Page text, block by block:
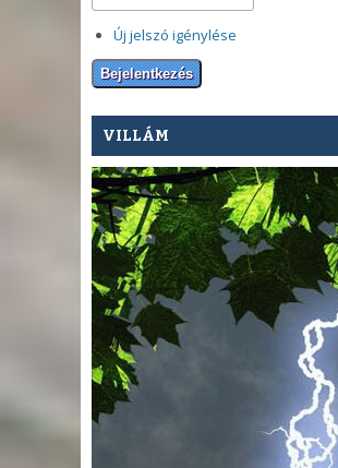
Új jelszó igénylése
VILLÁM